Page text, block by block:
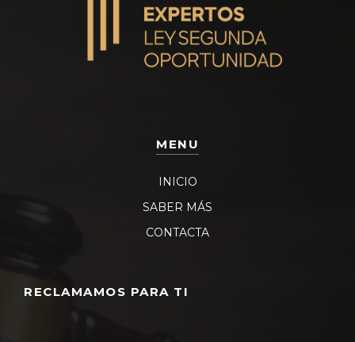
MENU
INICIO
SABER MÁS
CONTACTA
RECLAMAMOS PARA TI